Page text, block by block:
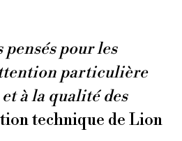
pensés pour les
particulière
à la qualité des
technique de Lion